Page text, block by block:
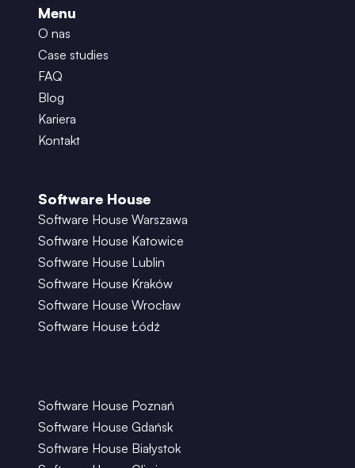
Menu
O nas
Case studies
FAQ
Blog
Kariera
Kontakt
Software House
Software House Warszawa
Software House Katowice
Software House Lublin
Software House Kraków
Software House Wrocław
Software House Łódź
Software House Poznań
Software House Gdańsk
Software House Białystok